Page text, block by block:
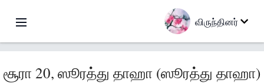
விருந்தினர்
சூரா 20, ஸூரத்து தாஹா (ஸூரத்து தாஹா)